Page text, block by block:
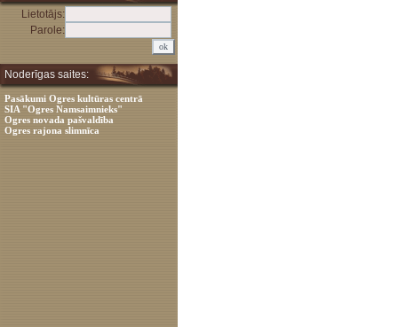
Lietotājs:
Parole:
Noderīgas saites:
Pasākumi Ogres kultūras centrā
SIA "Ogres Namsaimnieks"
Ogres novada pašvaldība
Ogres rajona slimnīca